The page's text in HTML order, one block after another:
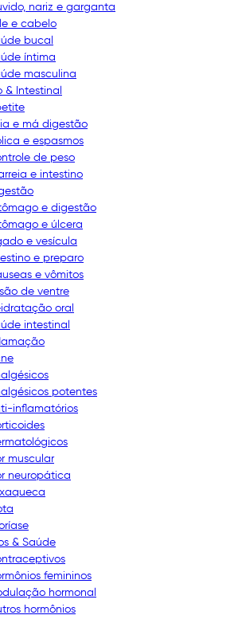
nariz e garganta
e cabelo
bucal
íntima
masculina
& Intestinal
e má digestão
e espasmos
de peso
e intestino
e digestão
e úlcera
e vesícula
e preparo
e vômitos
de ventre
oral
intestinal
potentes
inflamatórios
muscular
neuropática
& Saúde
femininos
hormonal
hormônios